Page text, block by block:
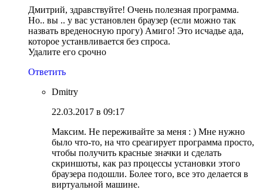
Дмитрий, здравствуйте! Очень полезная программа.
Но.. вы .. у вас установлен браузер (если можно так
назвать вреденосную прогу) Амиго! Это исчадье ада,
которое устанвливается без спроса.
Удалите его срочно
Ответить
Dmitry
22.03.2017 в 09:17
Максим. Не переживайте за меня : ) Мне нужно
было что-то, на что среагирует программа просто,
чтобы получить красные значки и сделать
скриншоты, как раз процессы установки этого
браузера подошли. Более того, все это делается в
виртуальной машине.